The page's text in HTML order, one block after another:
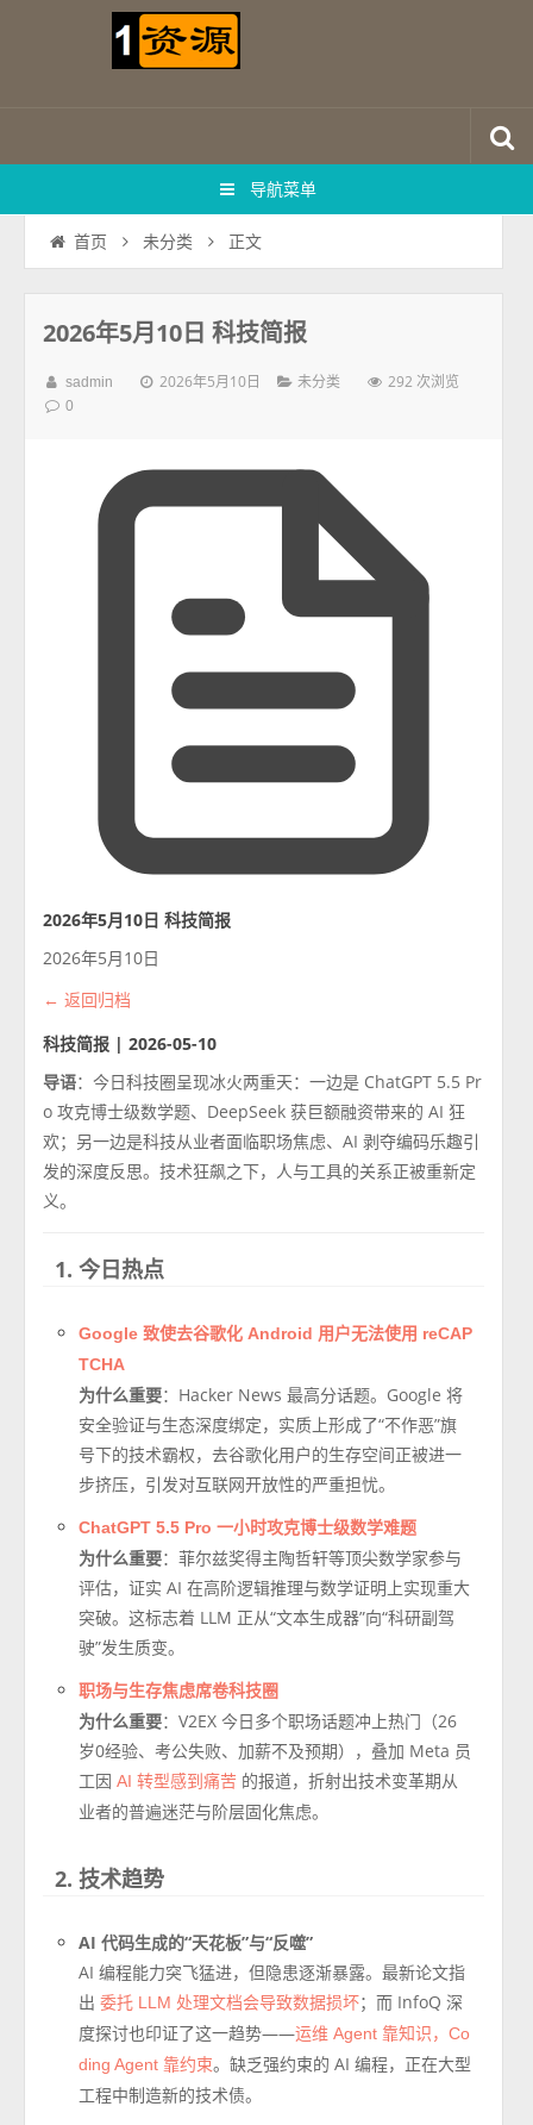
导航菜单
首页 未分类 正文
2026年5月10日 科技简报
sadmin 2026年5月10日 未分类 292 次浏览
0
2026年5月10日 科技简报
2026年5月10日
← 返回归档
科技简报 | 2026-05-10
导语：今日科技圈呈现冰火两重天：一边是 ChatGPT 5.5 Pr
o 攻克博士级数学题、DeepSeek 获巨额融资带来的 AI 狂
欢；另一边是科技从业者面临职场焦虑、AI 剥夺编码乐趣引
发的深度反思。技术狂飙之下，人与工具的关系正被重新定
义。
1. 今日热点
Google 致使去谷歌化 Android 用户无法使用 reCAP
TCHA
为什么重要：Hacker News 最高分话题。Google 将
安全验证与生态深度绑定，实质上形成了“不作恶”旗
号下的技术霸权，去谷歌化用户的生存空间正被进一
步挤压，引发对互联网开放性的严重担忧。
ChatGPT 5.5 Pro 一小时攻克博士级数学难题
为什么重要：菲尔兹奖得主陶哲轩等顶尖数学家参与
评估，证实 AI 在高阶逻辑推理与数学证明上实现重大
突破。这标志着 LLM 正从“文本生成器”向“科研副驾
驶”发生质变。
职场与生存焦虑席卷科技圈
为什么重要：V2EX 今日多个职场话题冲上热门（26
岁0经验、考公失败、加薪不及预期），叠加 Meta 员
工因AI 转型感到痛苦 的报道，折射出技术变革期从
业者的普遍迷茫与阶层固化焦虑。
2. 技术趋势
AI 代码生成的“天花板”与“反噬”
AI 编程能力突飞猛进，但隐患逐渐暴露。最新论文指
出委托 LLM 处理文档会导致数据损坏；而 InfoQ 深
度探讨也印证了这一趋势——运维 Agent 靠知识，Co
ding Agent 靠约束。缺乏强约束的 AI 编程，正在大型
工程中制造新的技术债。